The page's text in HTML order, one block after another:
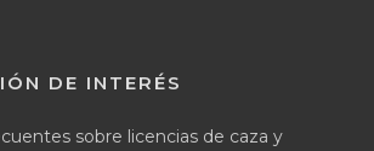
DE INTERÉS
sobre licencias de caza y